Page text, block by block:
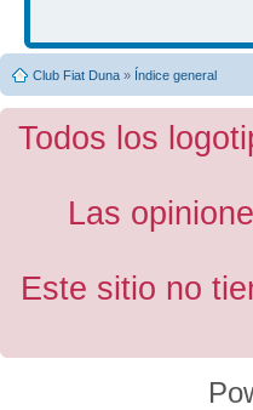
Club Fiat Duna » Índice general
Todos los
Las
Este sitio no